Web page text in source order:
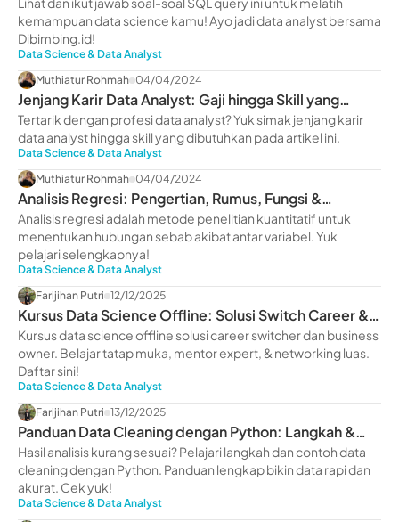
Pemula
kemampuan data science kamu! Ayo jadi data analyst bersama
Dibimbing.id!
Data Science & Data Analyst
Muthiatur Rohmah 04/04/2024
Jenjang Karir Data Analyst: Gaji hingga Skill yang
Dimiliki
Tertarik dengan profesi data analyst? Yuk simak jenjang karir
data analyst hingga skill yang dibutuhkan pada artikel ini.
Data Science & Data Analyst
Muthiatur Rohmah 04/04/2024
Analisis Regresi: Pengertian, Rumus, Fungsi &
Manfaatnya
Analisis regresi adalah metode penelitian kuantitatif untuk
menentukan hubungan sebab akibat antar variabel. Yuk
pelajari selengkapnya!
Data Science & Data Analyst
Farijihan Putri 12/12/2025
Kursus Data Science Offline: Solusi Switch Career &
Scale Up Bisnis
Kursus data science offline solusi career switcher dan business
owner. Belajar tatap muka, mentor expert, & networking luas.
Daftar sini!
Data Science & Data Analyst
Farijihan Putri 13/12/2025
Panduan Data Cleaning dengan Python: Langkah &
Contohnya
Hasil analisis kurang sesuai? Pelajari langkah dan contoh data
cleaning dengan Python. Panduan lengkap bikin data rapi dan
akurat. Cek yuk!
Data Science & Data Analyst